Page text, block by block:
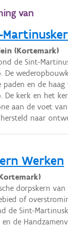
van
(Kortemark)
de Sint-
De
paden en de
De kerk en het
aan de voet
hersteld naar
Werken
dorpskern
of
de Sint-
en de